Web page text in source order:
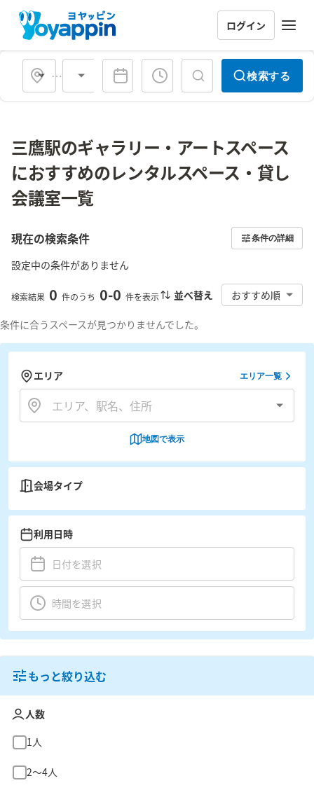
ログイン
会場タイプ 検索する
三鷹駅のギャラリー・アートスペース
におすすめのレンタルスペース・貸し
会議室一覧
現在の検索条件 条件の詳細
設定中の条件がありません
検索結果 0 件のうち 0-0 件を表示 並べ替え おすすめ順
条件に合うスペースが見つかりませんでした。
エリア エリア一覧
地図で表示
会場タイプ
利用日時
もっと絞り込む
人数
1人
2〜4人